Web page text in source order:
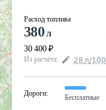
Расход топлива
380л
30 400 ₽
Из расчёта: 28 л/100
Дороги:
Бесплатные